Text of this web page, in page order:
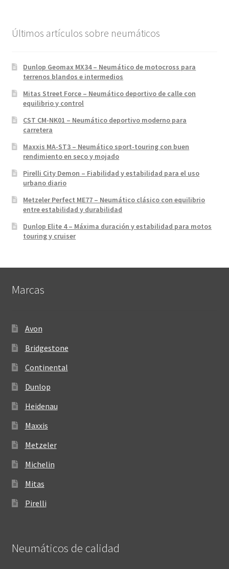
Últimos artículos sobre neumáticos
Dunlop Geomax MX34 – Neumático de motocross para
terrenos blandos e intermedios
Mitas Street Force – Neumático deportivo de calle con
equilibrio y control
CST CM-NK01 – Neumático deportivo moderno para
carretera
Maxxis MA-ST3 – Neumático sport-touring con buen
rendimiento en seco y mojado
Pirelli City Demon – Fiabilidad y estabilidad para el uso
urbano diario
Metzeler Perfect ME77 – Neumático clásico con equilibrio
entre estabilidad y durabilidad
Dunlop Elite 4 – Máxima duración y estabilidad para motos
touring y cruiser
Marcas
Avon
Bridgestone
Continental
Dunlop
Heidenau
Maxxis
Metzeler
Michelin
Mitas
Pirelli
Neumáticos de calidad‎